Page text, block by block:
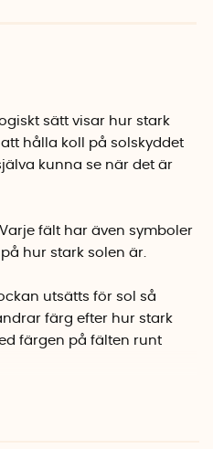
sätt visar hur stark
hålla koll på solskyddet
kunna se när det är
fält har även symboler
hur stark solen är.
utsätts för sol så
färg efter hur stark
färgen på fälten runt